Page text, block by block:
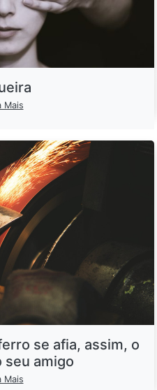
Mais
se afia, assim, o
seu amigo
Mais